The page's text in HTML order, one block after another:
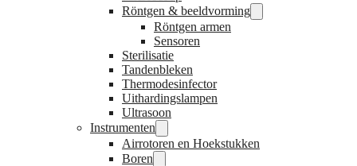
Röntgen & beeldvorming
Röntgen armen
Sensoren
Sterilisatie
Tandenbleken
Thermodesinfector
Uithardingslampen
Ultrasoon
Instrumenten
Airrotoren en Hoekstukken
Boren